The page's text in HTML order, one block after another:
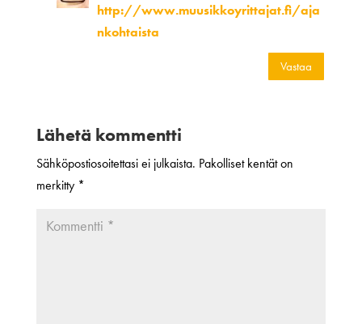
http://www.muusikkoyrittajat.fi/aja
nkohtaista
Vastaa
Lähetä kommentti
Sähköpostiosoitettasi ei julkaista. Pakolliset kentät on
merkitty *